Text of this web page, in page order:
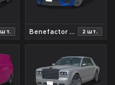
шт. Benefactor Schafter V12 2 шт.